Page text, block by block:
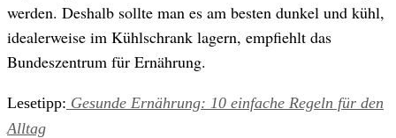
werden. Deshalb sollte man es am besten dunkel und kühl,
idealerweise im Kühlschrank lagern, empfiehlt das
Bundeszentrum für Ernährung.
Lesetipp: Gesunde Ernährung: 10 einfache Regeln für den
Alltag